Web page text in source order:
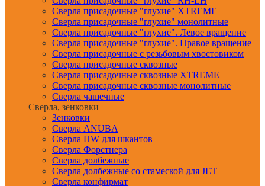
Сверла присадочные "глухие" XTREME
Сверла присадочные "глухие" монолитные
Сверла присадочные "глухие". Левое вращение
Сверла присадочные "глухие". Правое вращение
Сверла присадочные с резьбовым хвостовиком
Сверла присадочные сквозные
Сверла присадочные сквозные XTREME
Сверла присадочные сквозные монолитные
Сверла чашечные
Сверла, зенковки
Зенковки
Сверла ANUBA
Сверла HW для шкантов
Сверла Форстнера
Сверла долбежные
Сверла долбежные со стамеской для JET
Сверла конфирмат